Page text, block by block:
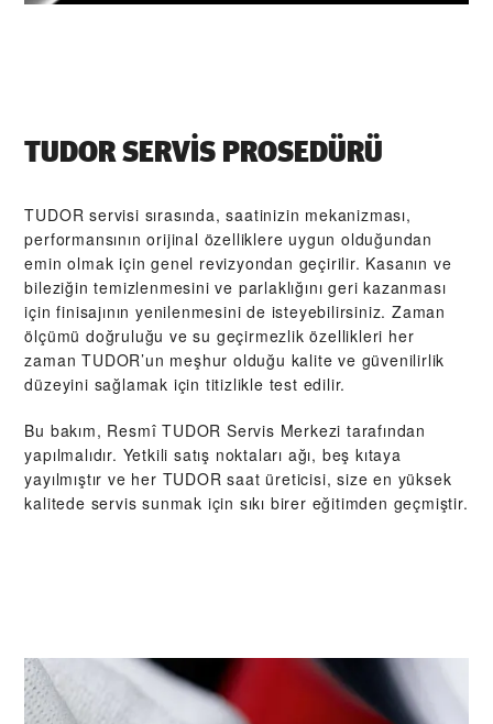
TUDOR SERVIS PROSEDÜRÜ
TUDOR servisi sırasında, saatinizin mekanizması,
performansının orijinal özelliklere uygun olduğundan
emin olmak için genel revizyondan geçirilir. Kasanın ve
bileziğin temizlenmesini ve parlaklığını geri kazanması
için finisajının yenilenmesini de isteyebilirsiniz. Zaman
ölçümü doğruluğu ve su geçirmezlik özellikleri her
zaman TUDOR’un meşhur olduğu kalite ve güvenilirlik
düzeyini sağlamak için titizlikle test edilir.
Bu bakım, Resmî TUDOR Servis Merkezi tarafından
yapılmalıdır. Yetkili satış noktaları ağı, beş kıtaya
yayılmıştır ve her TUDOR saat üreticisi, size en yüksek
kalitede servis sunmak için sıkı birer eğitimden geçmiştir.